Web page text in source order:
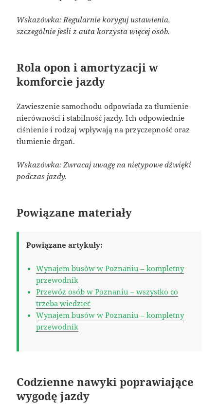
Wskazówka: Regularnie koryguj ustawienia,
szczególnie jeśli z auta korzysta więcej osób.
Rola opon i amortyzacji w
komforcie jazdy
Zawieszenie samochodu odpowiada za tłumienie
nierówności i stabilność jazdy. Ich odpowiednie
ciśnienie i rodzaj wpływają na przyczepność oraz
tłumienie drgań.
Wskazówka: Zwracaj uwagę na nietypowe dźwięki
podczas jazdy.
Powiązane materiały
Powiązane artykuły:
Wynajem busów w Poznaniu – kompletny
przewodnik
Przewóz osób w Poznaniu – wszystko co
trzeba wiedzieć
Wynajem busów w Poznaniu – kompletny
przewodnik
Codzienne nawyki poprawiające
wygodę jazdy